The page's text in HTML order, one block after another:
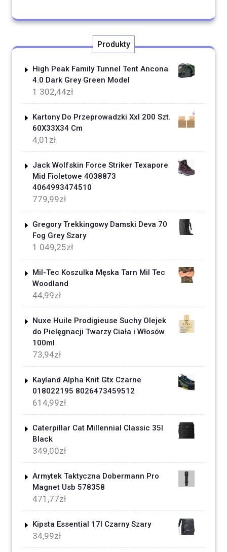
Produkty
High Peak Family Tunnel Tent Ancona
4.0 Dark Grey Green Model
1 302,44zł
Kartony Do Przeprowadzki Xxl 200 Szt.
60X33X34 Cm
4,01 zł
Jack Wolfskin Force Striker Texapore
Mid Fioletowe 4038873
4064993474510
779,99zł
Gregory Trekkingowy Damski Deva 70
Fog Grey Szary
1 049,25zł
Mil-Tec Koszulka Męska Tarn Mil Tec
Woodland
44,99zł
Nuxe Huile Prodigieuse Suchy Olejek
do Pielęgnacji Twarzy Ciała i Włosów
100ml
73,94zł
Kayland Alpha Knit Gtx Czarne
018022195 8026473459512
614,99zł
Caterpillar Cat Millennial Classic 35l
Black
349,00zł
Armytek Taktyczna Dobermann Pro
Magnet Usb 578358
471,77zł
Kipsta Essential 17l Czarny Szary
34,99zł